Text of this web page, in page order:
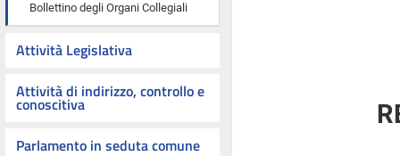
Bollettino degli Organi Collegiali
Attività Legislativa
Attività di indirizzo, controllo e
conoscitiva
Parlamento in seduta comune